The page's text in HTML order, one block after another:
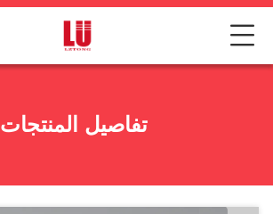
تفاصيل المنتجات